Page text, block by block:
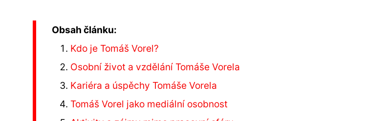
Obsah článku:
Kdo je Tomáš Vorel?
Osobní život a vzdělání Tomáše Vorela
Kariéra a úspěchy Tomáše Vorela
Tomáš Vorel jako mediální osobnost